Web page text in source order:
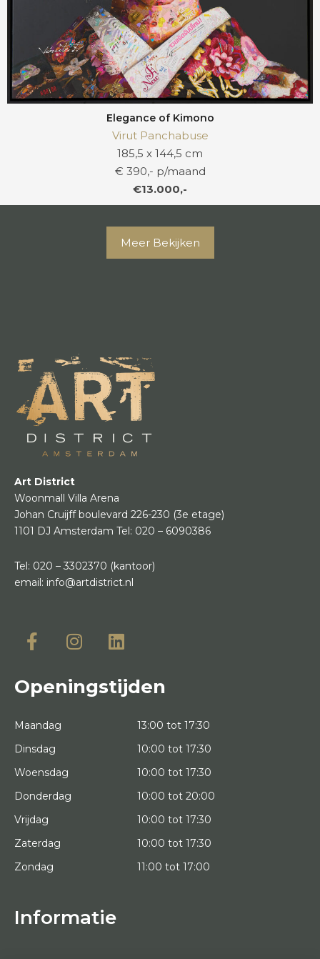
Elegance of Kimono
Virut Panchabuse
185,5 x 144,5 cm
€ 390,- p/maand
€13.000,-
Meer Bekijken
Art District
Woonmall Villa Arena
Johan Cruijff boulevard 226-230 (3e etage)
1101 DJ Amsterdam Tel: 020 – 6090386
Tel: 020 – 3302370 (kantoor)
email: info@artdistrict.nl
Openingstijden
Maandag
13:00 tot 17:30
Dinsdag
10:00 tot 17:30
Woensdag
10:00 tot 17:30
Donderdag
10:00 tot 20:00
Vrijdag
10:00 tot 17:30
Zaterdag
10:00 tot 17:30
Zondag
11:00 tot 17:00
Informatie